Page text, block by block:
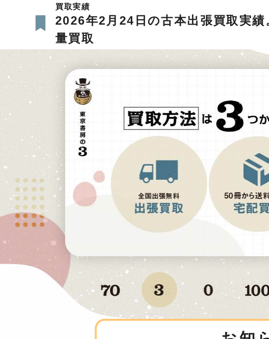
買取実績
2026年2月24日の古本出張買取実
量買取